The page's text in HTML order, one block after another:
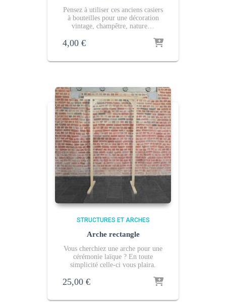
Pensez à utiliser ces anciens casiers
à bouteilles pour une décoration
vintage, champêtre, nature…
4,00 €
STRUCTURES ET ARCHES
Arche rectangle
Vous cherchiez une arche pour une
cérémonie laïque ? En toute
simplicité celle-ci vous plaira.
25,00 €